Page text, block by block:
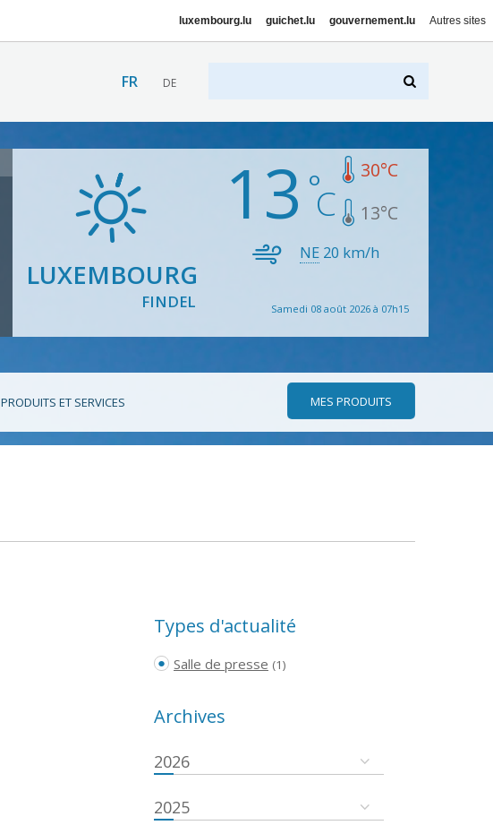
luxembourg.lu guichet.lu gouvernement.lu Autres sites
FR DE
LUXEMBOURG
FINDEL
13 30°C
13°C
NE 20 km/h
Samedi 08 août 2026 à 07h15
PRODUITS ET SERVICES MES PRODUITS
Types d'actualité
Salle de presse (1)
Archives
2026
2025